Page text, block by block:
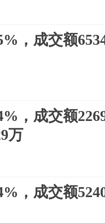
，成交额
，成交额
万
，成交额